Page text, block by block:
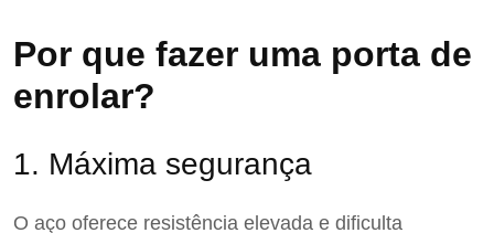
Por que fazer uma porta de
enrolar?
1. Máxima segurança
O aço oferece resistência elevada e dificulta